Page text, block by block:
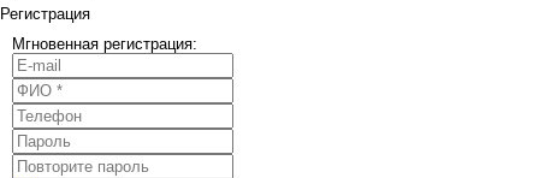
Регистрация
Мгновенная регистрация: